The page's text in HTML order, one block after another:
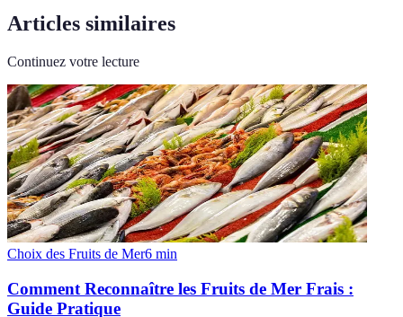
Articles similaires
Continuez votre lecture
Choix des Fruits de Mer6 min
Comment Reconnaître les Fruits de Mer Frais :
Guide Pratique